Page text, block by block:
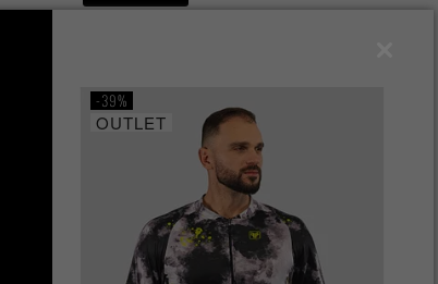
OUTLET
39%